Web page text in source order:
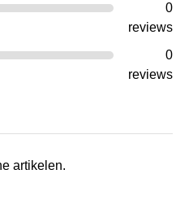
0
reviews
0
reviews
artikelen.